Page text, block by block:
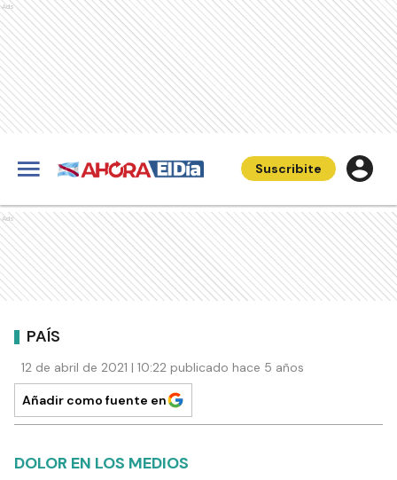
Ads
Suscribite
Ads
PAÍS
12 de abril de 2021 | 10:22 publicado hace 5 años
Añadir como fuente en
DOLOR EN LOS MEDIOS